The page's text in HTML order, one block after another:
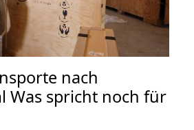
nach
Was spricht noch für